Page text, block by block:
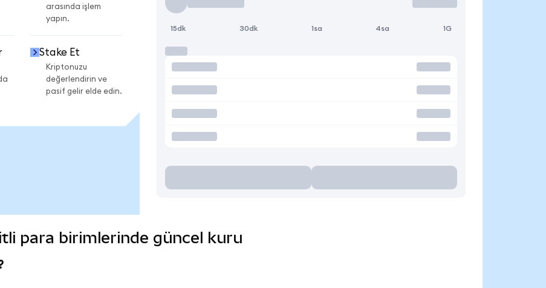
arasında işlem
yapın.
Stake Et
Kriptonuzu
değerlendirin ve
pasif gelir elde edin.
15dk 30dk 1sa 4sa 1G
para birimlerinde güncel kuru